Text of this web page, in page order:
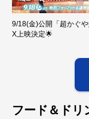
9/18(金)公開「超かぐ
X上映決定🌟
フード＆ドリ